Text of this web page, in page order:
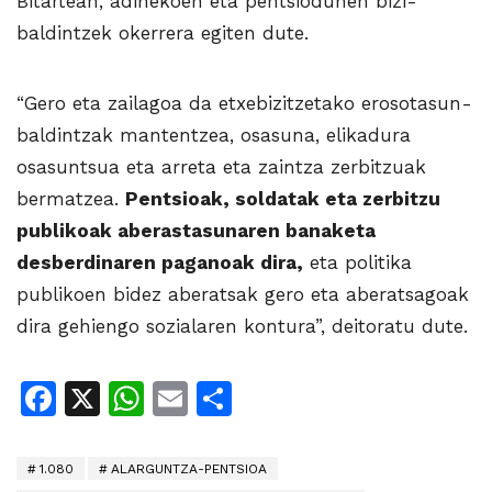
baldintzek okerrera egiten dute.
“Gero eta zailagoa da etxebizitzetako erosotasun-
baldintzak mantentzea, osasuna, elikadura
osasuntsua eta arreta eta zaintza zerbitzuak
bermatzea. Pentsioak, soldatak eta zerbitzu
publikoak aberastasunaren banaketa
desberdinaren paganoak dira, eta politika
publikoen bidez aberatsak gero eta aberatsagoak
dira gehiengo sozialaren kontura”, deitoratu dute.
Facebook
X WhatsApp
Email
1.080 ALARGUNTZA-PENTSIOA